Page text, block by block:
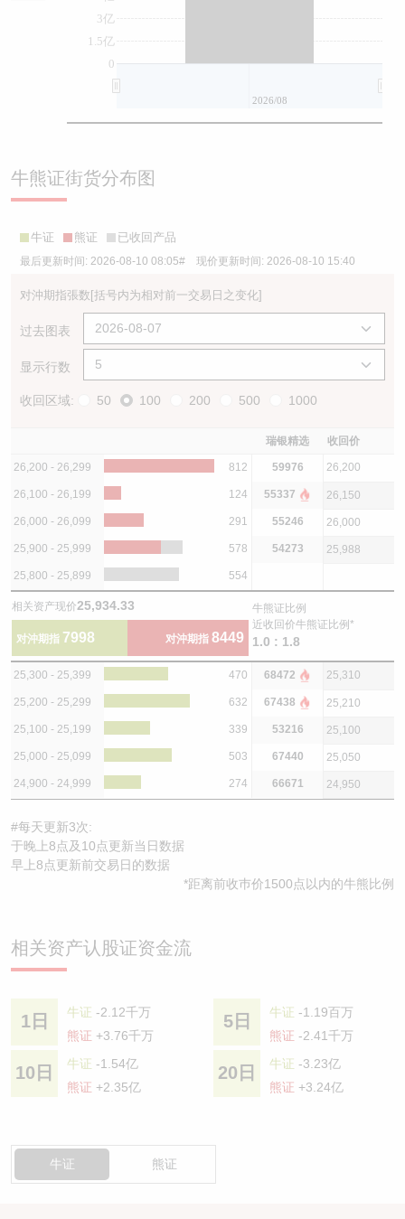
0
1.5亿
3亿
2026/08
牛熊证街货分布图
牛证 熊证 已收回产品
最后更新时间: 2026-08-10 08:05# 现价更新时间: 2026-08-10 15:40
对沖期指張数[括号内为相对前一交易日之变化]
过去图表
显示行数
收回区域: 50 100 200 500 1000
瑞银精选 收回价
26,200 - 26,299 812 59976 26,200
26,100 - 26,199 124 55337 26,150
26,000 - 26,099 291 55246 26,000
25,900 - 25,999 578 54273 25,988
25,800 - 25,899 554
相关资产现价25,934.33
对沖期指 7998 对沖期指 8449
牛熊证比例
近收回价牛熊证比例*
1.0 : 1.8
25,300 - 25,399 470 68472 25,310
25,200 - 25,299 632 67438 25,210
25,100 - 25,199 339 53216 25,100
25,000 - 25,099 503 67440 25,050
24,900 - 24,999 274 66671 24,950
#每天更新3次:
于晚上8点及10点更新当日数据
早上8点更新前交易日的数据
*距离前收巿价1500点以内的牛熊比例
相关资产认股证资金流
1日 牛证 -2.12千万
熊证 +3.76千万
5日 牛证 -1.19百万
熊证 -2.41千万
10日 牛证 -1.54亿
熊证 +2.35亿
20日 牛证 -3.23亿
熊证 +3.24亿
牛证 熊证